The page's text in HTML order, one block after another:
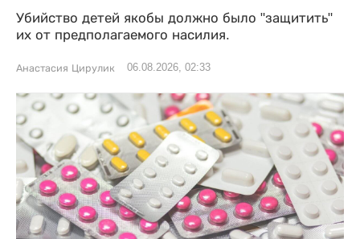
Убийство детей якобы должно было "защитить"
их от предполагаемого насилия.
Анастасия Цирулик 06.08.2026, 02:33